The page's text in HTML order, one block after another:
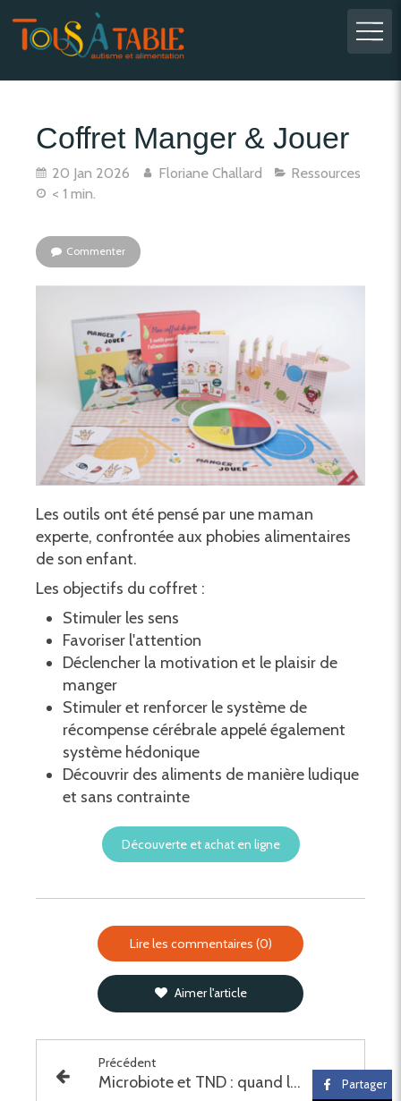
Coffret Manger & Jouer
20 Jan 2026 Floriane Challard
Ressources
< 1 min.
Commenter
Les outils ont été pensé par une maman
experte, confrontée aux phobies alimentaires
de son enfant.
Les objectifs du coffret :
Stimuler les sens
Favoriser l'attention
Déclencher la motivation et le plaisir de
manger
Stimuler et renforcer le système de
récompense cérébrale appelé également
système hédonique
Découvrir des aliments de manière ludique
et sans contrainte
Découverte et achat en ligne
Lire les commentaires (0)
Aimer l'article
Précédent
Microbiote et TND : quand l'intestin parle au cerveau, par Eugénie Émorine Partager